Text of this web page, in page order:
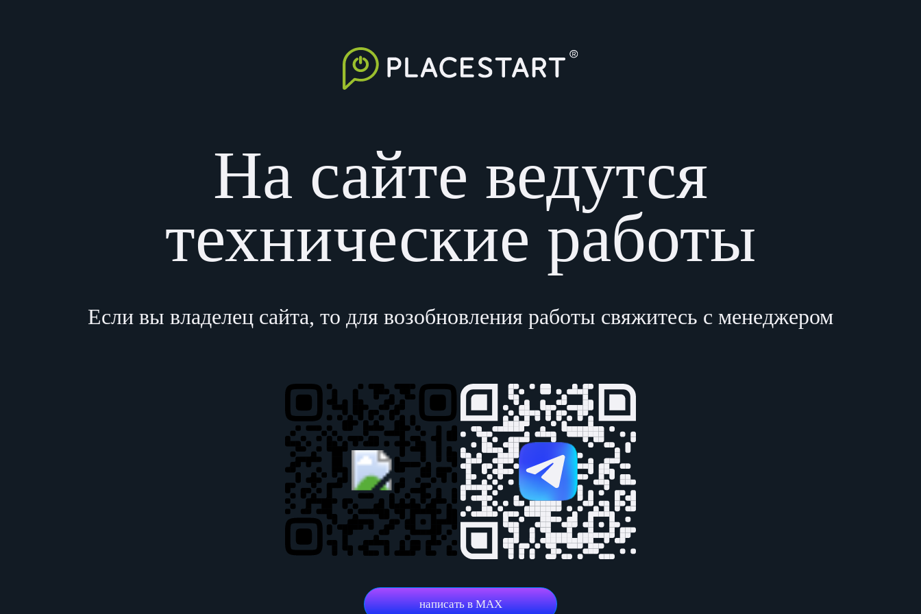
На сайте ведутся
технические работы
Если вы владелец сайта, то для возобновления работы свяжитесь с менеджером
написать в MAX